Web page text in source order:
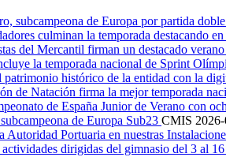
subcampeona de Europa por partida
culminan la temporada destacando
del Mercantil firman un destacado
la temporada nacional de Sprint
patrimonio histórico de la entidad con la
de Natación firma la mejor temporada
de España Junior de Verano con
de Europa Sub23 CMIS
Autoridad Portuaria en nuestras
dirigidas del gimnasio del 3 al 16